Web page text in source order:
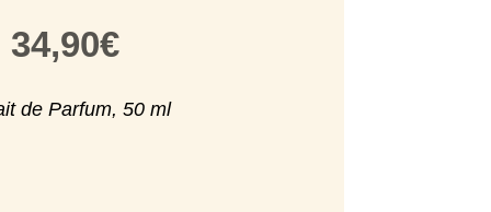
34,90€
de Parfum, 50 ml